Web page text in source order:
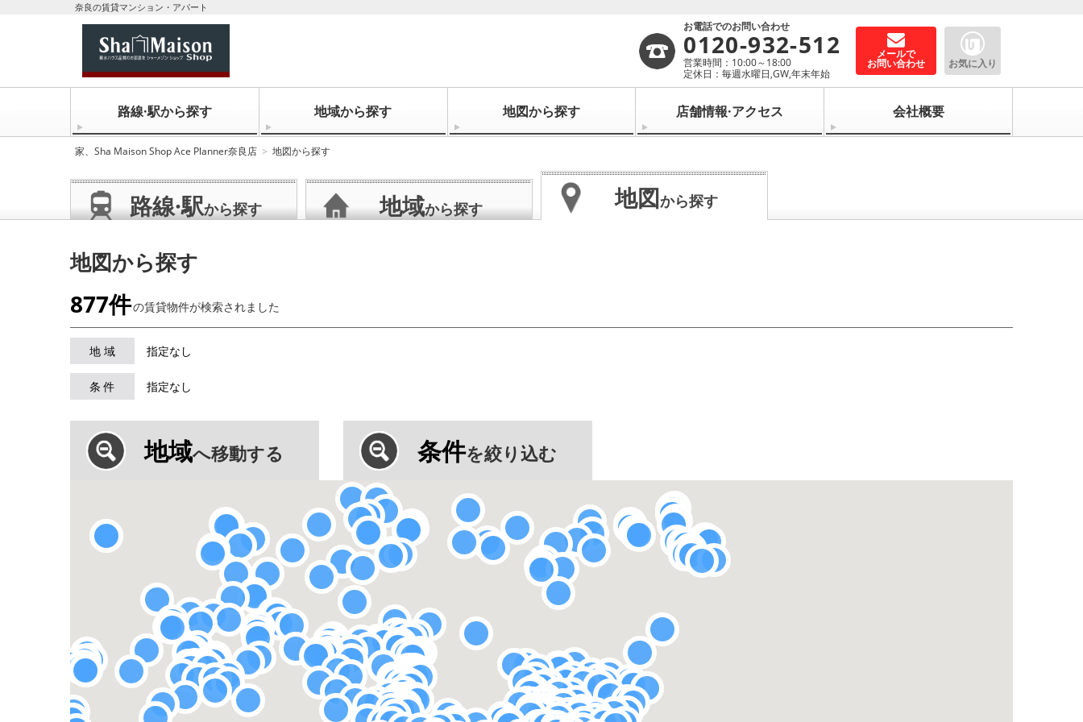
奈良の賃貸マンション・アパート
お電話でのお問い合わせ
0120-932-512
営業時間：10:00～18:00
定休日：毎週水曜日,GW,年末年始
メールで
お問い合わせ お気に入り
路線·駅から探す 地域から探す 地図から探す 店舗情報·アクセス 会社概要
家、Sha Maison Shop Ace Planner奈良店 地図から探す
路線·駅から探す 地域から探す 地図から探す
地図から探す
877件の賃貸物件が検索されました
地 域 指定なし
条 件 指定なし
地域へ移動する 条件を絞り込む